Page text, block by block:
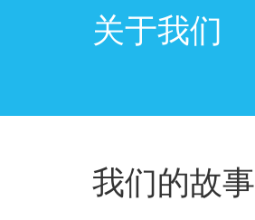
关于我们
我们的故事